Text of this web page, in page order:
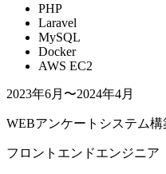
PHP
Laravel
MySQL
Docker
AWS EC2
2023年6月〜2024年4月
WEBアンケートシステム構
フロントエンドエンジニア